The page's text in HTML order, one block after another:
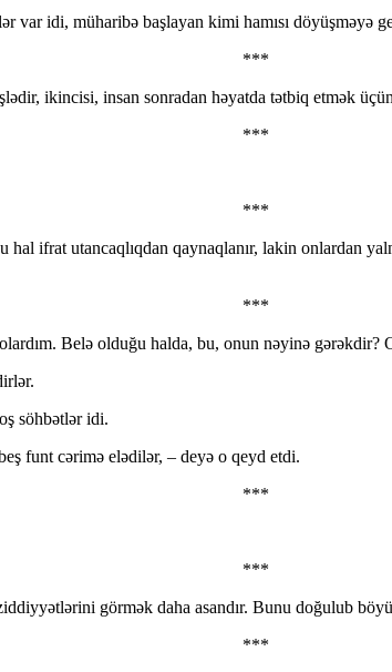
idi, müharibə başlayan kimi hamısı döyüşməyə
***
ikincisi, insan sonradan həyatda tətbiq etmək
***
***
ifrat utancaqlıqdan qaynaqlanır, lakin onlardan
***
Belə olduğu halda, bu, onun nəyinə gərəkdir?
söhbətlər idi.
funt cərimə elədilər, – deyə o qeyd etdi.
***
***
görmək daha asandır. Bunu doğulub
***